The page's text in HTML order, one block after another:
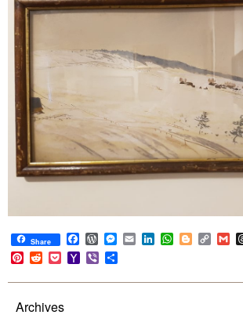
Share Facebook
WordPress
Messenger
EmailLinkedIn
WhatsApp
BloggerCopy
Link
Pinterest
RedditPocketYahoo
Mail
Viber
Archives